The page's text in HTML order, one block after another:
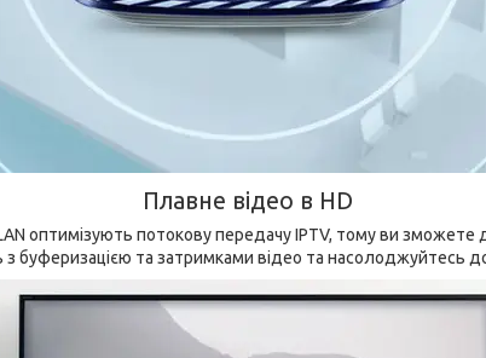
Плавне відео в HD
оптимізують потокову передачу IPTV, тому ви
з буферизацією та затримками відео та насолоджуйтесь